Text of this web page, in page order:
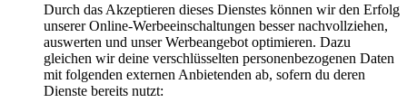
Durch das Akzeptieren dieses Dienstes können wir den Erfolg
unserer Online-Werbeeinschaltungen besser nachvollziehen,
auswerten und unser Werbeangebot optimieren. Dazu
gleichen wir deine verschlüsselten personenbezogenen Daten
mit folgenden externen Anbietenden ab, sofern du deren
Dienste bereits nutzt: